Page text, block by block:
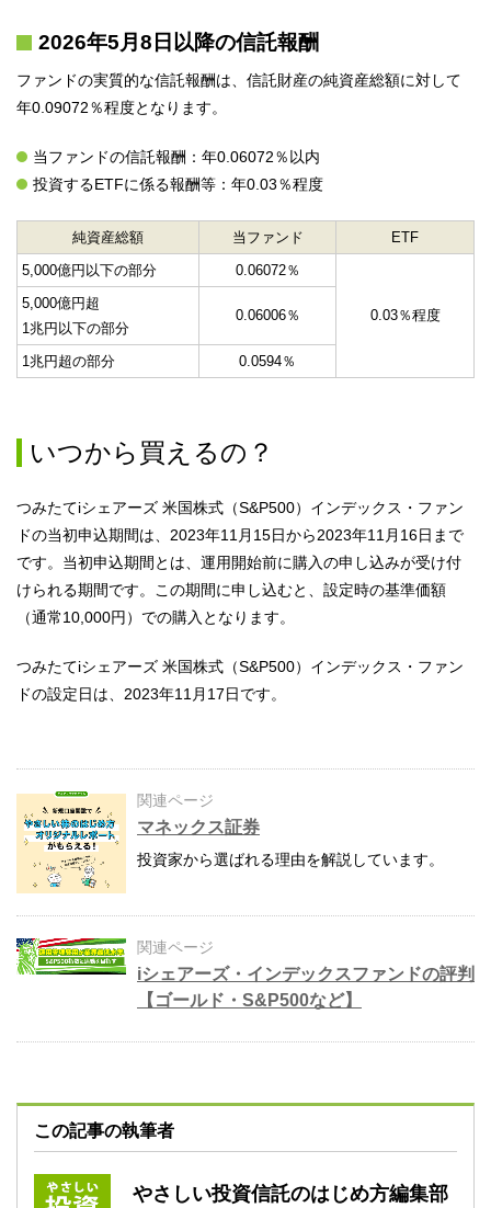
2026年5月8日以降の信託報酬
ファンドの実質的な信託報酬は、信託財産の純資産総額に対して
年0.09072％程度となります。
当ファンドの信託報酬：年0.06072％以内
投資するETFに係る報酬等：年0.03％程度
純資産総額 当ファンド
ETF
5,000億円以下の部分
0.06072％
0.03％程度
5,000億円超
1兆円以下の部分
0.06006％
1兆円超の部分 0.0594％
いつから買えるの？
つみたてiシェアーズ 米国株式（S&P500）インデックス・ファン
ドの当初申込期間は、2023年11月15日から2023年11月16日まで
です。当初申込期間とは、運用開始前に購入の申し込みが受け付
けられる期間です。この期間に申し込むと、設定時の基準価額
（通常10,000円）での購入となります。
つみたてiシェアーズ 米国株式（S&P500）インデックス・ファン
ドの設定日は、2023年11月17日です。
関連ページ
マネックス証券
投資家から選ばれる理由を解説しています。
関連ページ
iシェアーズ・インデックスファンドの評判
【ゴールド・S&P500など】
この記事の執筆者
やさしい投資信託のはじめ方編集部